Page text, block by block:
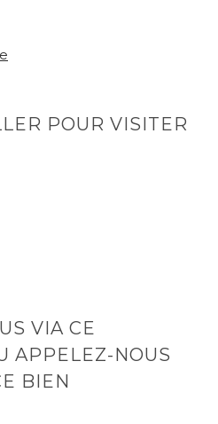
POUR VISITER
VIA CE
APPELEZ-NOUS
BIEN